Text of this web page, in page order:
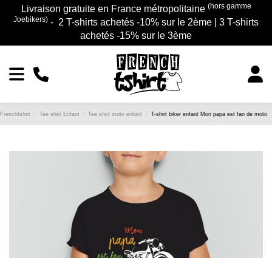
Livraison gratuite en France métropolitaine (hors gamme
Joebikers) - 2 T-shirts achetés -10% sur le 2ème | 3 T-shirts
achetés -15% sur le 3ème
Frenchtshirt Tee shirt Enfant Tee shirt moto enfant T-shirt biker enfant Mon papa est fan de moto